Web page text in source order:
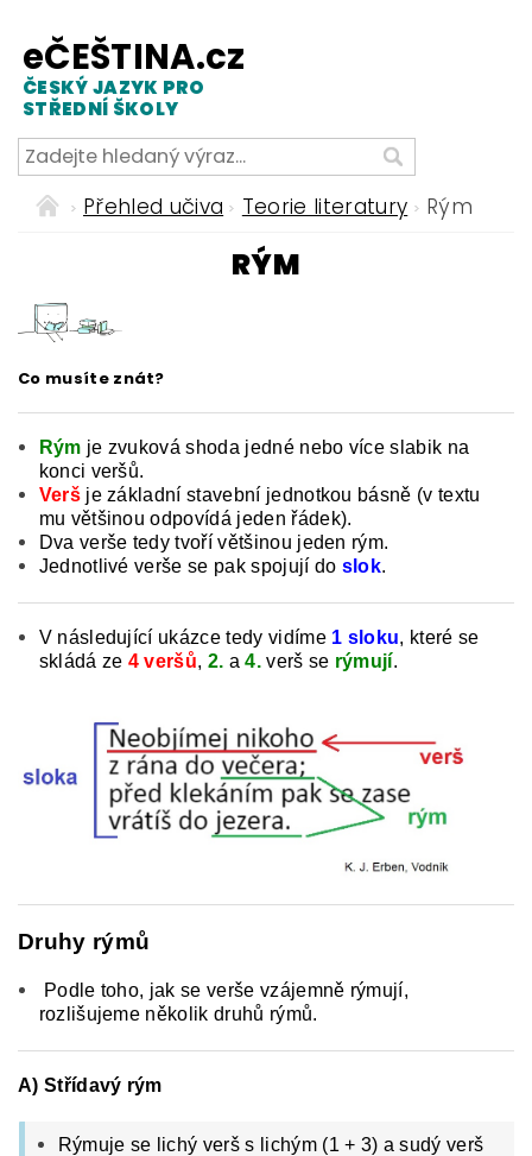
eČEŠTINA.cz
ČESKÝ JAZYK PRO
STŘEDNÍ ŠKOLY
Přehled učiva Teorie literatury Rým
RÝM
Co musíte znát?
Rým je zvuková shoda jedné nebo více slabik na
konci veršů.
Veršje základní stavební jednotkou básně (v textu
mu většinou odpovídá jeden řádek).
Dva verše tedy tvoří většinou jeden rým.
Jednotlivé verše se pak spojují do slok.
V následující ukázce tedy vidíme 1 sloku, které se
skládá ze 4 veršů, 2. a4.verš se rýmují.
Druhy rýmů
Podle toho, jak se verše vzájemně rýmují,
rozlišujeme několik druhů rýmů.
A) Střídavý rým
Rýmuje se lichý verš s lichým (1 + 3) a sudý verš